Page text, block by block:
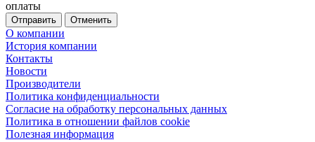
оплаты
Отменить
О компании
История компании
Контакты
Новости
Производители
Политика конфиденциальности
Согласие на обработку персональных данных
Политика в отношении файлов cookie
Полезная информация